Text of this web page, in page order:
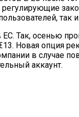
так
Так, осенью
Новая опция
в случае
аккаунт.